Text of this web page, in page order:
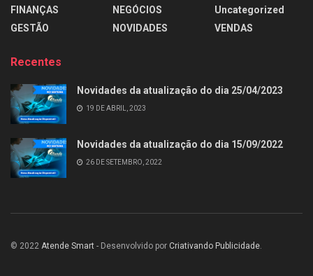
FINANÇAS
GESTÃO
NEGÓCIOS
NOVIDADES
Uncategorized
VENDAS
Recentes
Novidades da atualização do dia 25/04/2023
19 DE ABRIL, 2023
Novidades da atualização do dia 15/09/2022
26 DE SETEMBRO, 2022
© 2022 Atende Smart - Desenvolvido por Criativando Publicidade.